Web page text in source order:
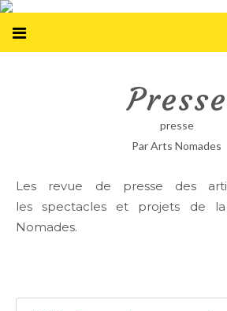
Presse
presse
Par Arts Nomades
Les revue de presse des
les spectacles et projets de
Nomades.